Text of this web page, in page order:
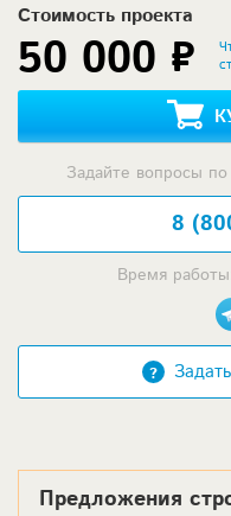
Стоимость проекта
50 000 ₽
Задайте вопросы
8
Время
Предложения